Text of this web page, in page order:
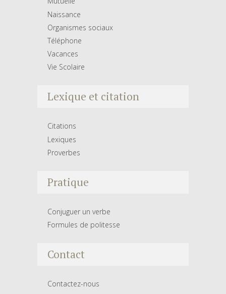
Naissance
Organismes sociaux
Téléphone
Vacances
Vie Scolaire
Lexique et citation
Citations
Lexiques
Proverbes
Pratique
Conjuguer un verbe
Formules de politesse
Contact
Contactez-nous